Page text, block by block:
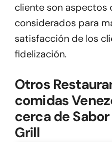
cliente son aspectos
considerados para
satisfacción de los
fidelización.
Otros
comidas
cerca de
Grill